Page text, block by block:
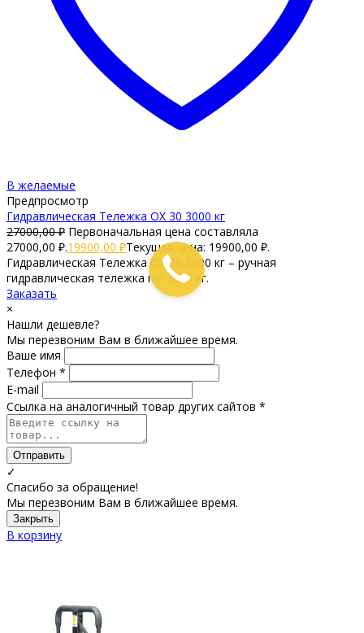
В желаемые
Предпросмотр
Гидравлическая Тележка OX 30 3000 кг
27000,00₽ Первоначальная цена составляла
27000,00 ₽.19900,00 ₽Текущая цена: 19900,00 ₽.
Гидравлическая Тележка OX 30 3000 кг – ручная
гидравлическая тележка г/п 3000 кг.
Заказать
×
Нашли дешевле?
Мы перезвоним Вам в ближайшее время.
Ваше имя
Телефон *
E-mail
Ссылка на аналогичный товар других сайтов *
Отправить
✓
Спасибо за обращение!
Мы перезвоним Вам в ближайшее время.
Закрыть
В корзину